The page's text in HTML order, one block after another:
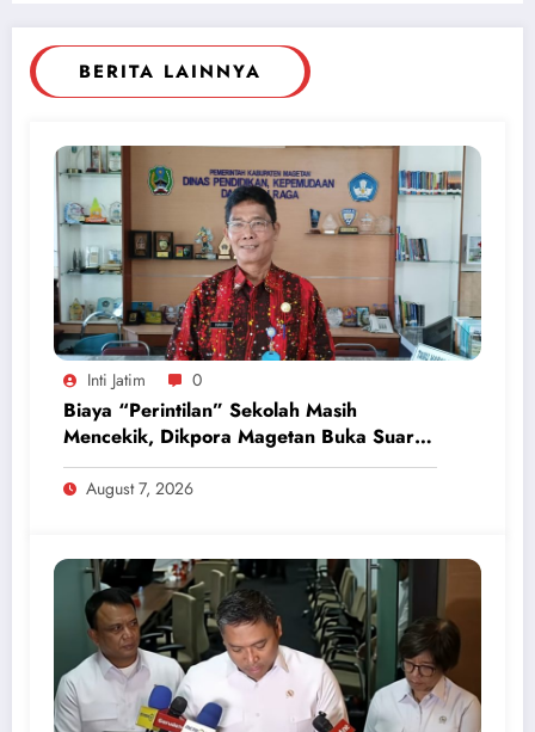
BERITA LAINNYA
Inti Jatim 0
Biaya “Perintilan” Sekolah Masih
Mencekik, Dikpora Magetan Buka Suara
Soal Polemik Seragam dan Modul
August 7, 2026